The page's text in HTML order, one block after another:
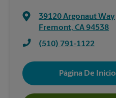
39120 Argonaut Way
Fremont, CA94538
(510) 791-1122
Página De